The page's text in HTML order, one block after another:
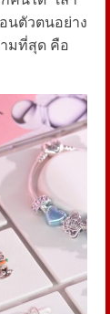
นตัวตนอย่าง
มที่สุด คือ